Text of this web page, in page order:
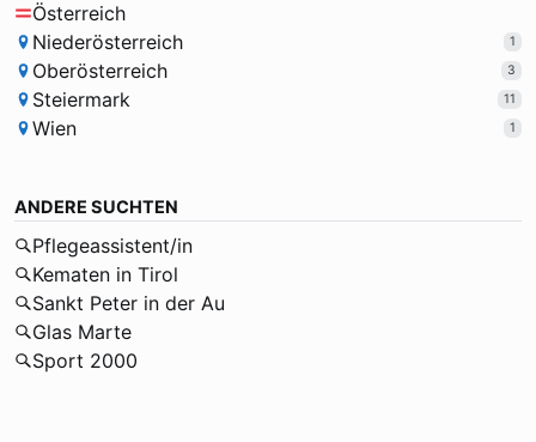
Österreich
Niederösterreich
1
Oberösterreich 3
Steiermark 11
Wien 1
ANDERE SUCHTEN
Pflegeassistent/in
Kematen in Tirol
Sankt Peter in der Au
Glas Marte
Sport 2000